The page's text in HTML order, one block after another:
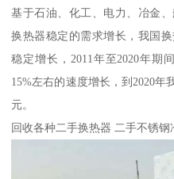
基于石油、化工、电力、冶金
换热器稳定的需求增长，我国
稳定增长，2011年至2020年期
15%左右的速度增长，到2020年
元。
回收各种二手换热器 二手不锈